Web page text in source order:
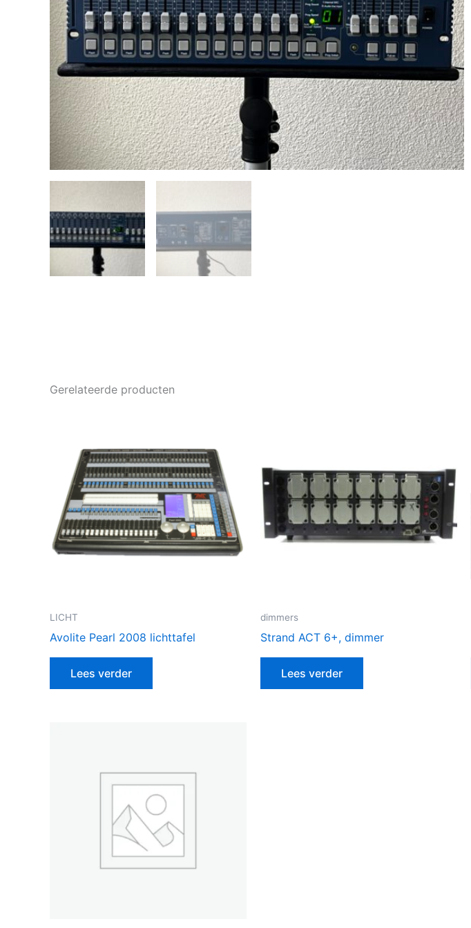
Gerelateerde producten
LICHT
Avolite Pearl 2008 lichttafel
Lees verder
dimmers
Strand ACT 6+, dimmer
Lees verder